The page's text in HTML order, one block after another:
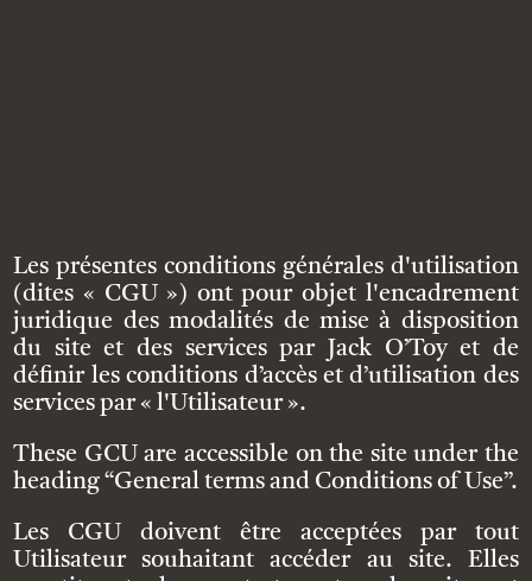
Les présentes conditions générales d'utilisation
(dites « CGU ») ont pour objet l'encadrement
juridique des modalités de mise à disposition
du site et des services par Jack O’Toy et de
définir les conditions d’accès et d’utilisation des
services par « l'Utilisateur ».
These GCU are accessible on the site under the
heading “General terms and Conditions of Use”.
Les CGU doivent être acceptées par tout
Utilisateur souhaitant accéder au site. Elles